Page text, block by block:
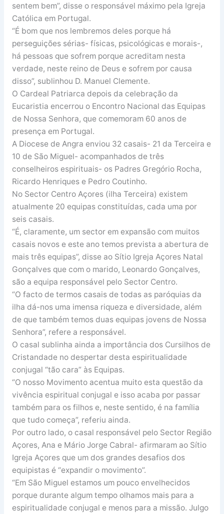
sentem bem”, disse o responsável máximo pela Igreja
Católica em Portugal.
“É bom que nos lembremos deles porque há
perseguições sérias- físicas, psicológicas e morais-,
há pessoas que sofrem porque acreditam nesta
verdade, neste reino de Deus e sofrem por causa
disso”, sublinhou D. Manuel Clemente.
O Cardeal Patriarca depois da celebração da
Eucaristia encerrou o Encontro Nacional das Equipas
de Nossa Senhora, que comemoram 60 anos de
presença em Portugal.
A Diocese de Angra enviou 32 casais- 21 da Terceira e
10 de São Miguel- acompanhados de três
conselheiros espirituais- os Padres Gregório Rocha,
Ricardo Henriques e Pedro Coutinho.
No Sector Centro Açores (ilha Terceira) existem
atualmente 20 equipas constituídas, cada uma por
seis casais.
“É, claramente, um sector em expansão com muitos
casais novos e este ano temos prevista a abertura de
mais três equipas”, disse ao Sítio Igreja Açores Natal
Gonçalves que com o marido, Leonardo Gonçalves,
são a equipa responsável pelo Sector Centro.
“O facto de termos casais de todas as paróquias da
ilha dá-nos uma imensa riqueza e diversidade, além
de que também temos duas equipas jovens de Nossa
Senhora”, refere a responsável.
O casal sublinha ainda a importância dos Cursilhos de
Cristandade no despertar desta espiritualidade
conjugal “tão cara” às Equipas.
“O nosso Movimento acentua muito esta questão da
vivência espiritual conjugal e isso acaba por passar
também para os filhos e, neste sentido, é na família
que tudo começa”, referiu ainda.
Por outro lado, o casal responsável pelo Sector Região
Açores, Ana e Mário Jorge Cabral- afirmaram ao Sítio
Igreja Açores que um dos grandes desafios dos
equipistas é “expandir o movimento”.
“Em São Miguel estamos um pouco envelhecidos
porque durante algum tempo olhamos mais para a
espiritualidade conjugal e menos para a missão. Julgo